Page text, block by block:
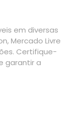
em diversas
Mercado Livre
Certifique-
garantir a